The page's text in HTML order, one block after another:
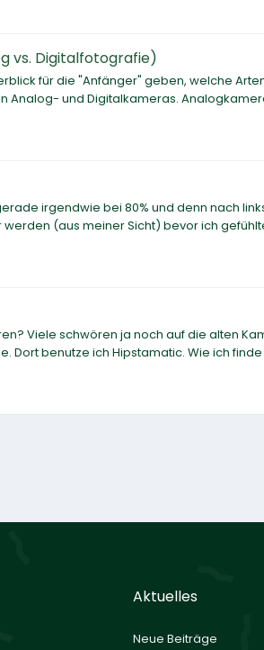
vs. Digitalfotografie)
für die "Anfänger" geben, welche
Analog- und Digitalkameras.
irgendwie bei 80% und denn nach
(aus meiner Sicht) bevor ich
Viele schwören ja noch auf die alten
Dort benutze ich Hipstamatic. Wie ich
Aktuelles
Neue Beiträge